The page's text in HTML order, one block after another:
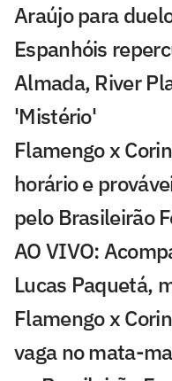
Araújo para
Espanhóis
Almada, River
'Mistério'
Flamengo x
horário e
pelo Brasileirão
AO VIVO:
Lucas Paquetá,
Flamengo x
vaga no mata-